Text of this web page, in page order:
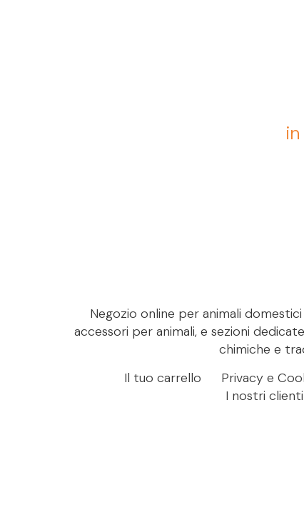
Negozio online per animali
accessori per animali, e sezioni
chimiche e
Il tuo carrello
Privacy e
I nostri